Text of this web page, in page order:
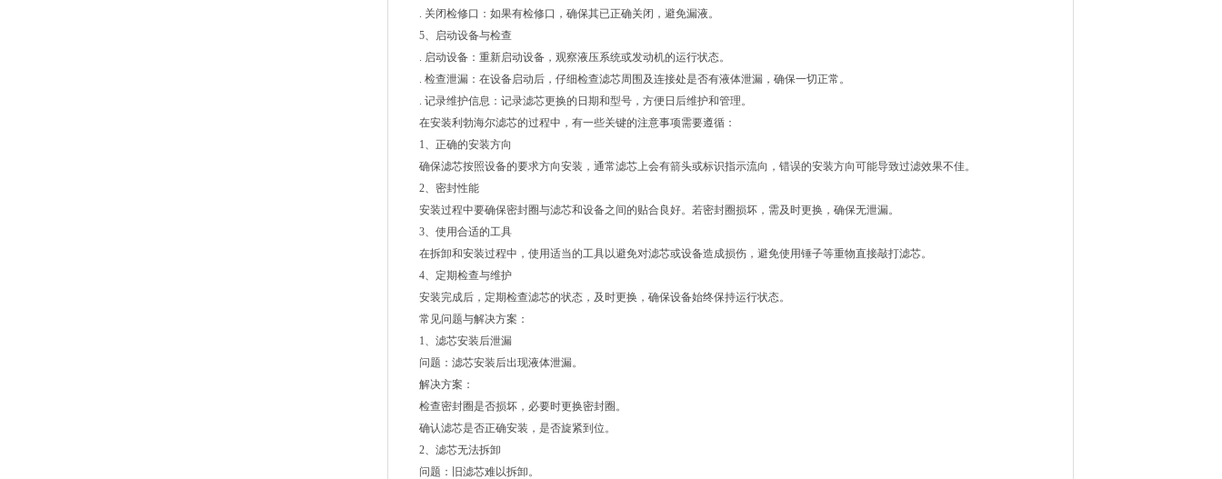
. 关闭检修口：如果有检修口，确保其已正确关闭，避免漏液。
5、启动设备与检查
. 启动设备：重新启动设备，观察液压系统或发动机的运行状态。
. 检查泄漏：在设备启动后，仔细检查滤芯周围及连接处是否有液体泄漏，确保一切正常。
. 记录维护信息：记录滤芯更换的日期和型号，方便日后维护和管理。
在安装利勃海尔滤芯的过程中，有一些关键的注意事项需要遵循：
1、正确的安装方向
确保滤芯按照设备的要求方向安装，通常滤芯上会有箭头或标识指示流向，错误的安装方向可能导致过滤效果不佳。
2、密封性能
安装过程中要确保密封圈与滤芯和设备之间的贴合良好。若密封圈损坏，需及时更换，确保无泄漏。
3、使用合适的工具
在拆卸和安装过程中，使用适当的工具以避免对滤芯或设备造成损伤，避免使用锤子等重物直接敲打滤芯。
4、定期检查与维护
安装完成后，定期检查滤芯的状态，及时更换，确保设备始终保持运行状态。
常见问题与解决方案：
1、滤芯安装后泄漏
问题：滤芯安装后出现液体泄漏。
解决方案：
检查密封圈是否损坏，必要时更换密封圈。
确认滤芯是否正确安装，是否旋紧到位。
2、滤芯无法拆卸
问题：旧滤芯难以拆卸。